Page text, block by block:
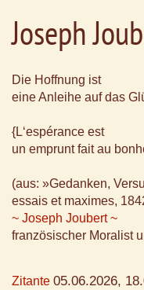
Joseph
Die Hoffnung ist
eine Anleihe auf das
{L‘espérance est
un emprunt fait au
(aus: »Gedanken,
essais et maximes,
~ Joseph Joubert ~
französischer Moralist
Zitante 05.06.2026,